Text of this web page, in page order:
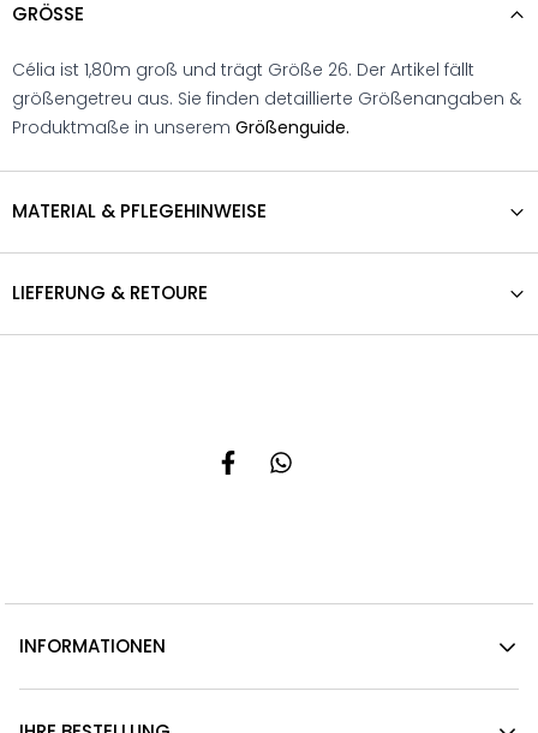
GRÖSSE
Célia ist 1,80m groß und trägt Größe 26. Der Artikel fällt
größengetreu aus. Sie finden detaillierte Größenangaben &
Produktmaße in unserem Größenguide.
MATERIAL & PFLEGEHINWEISE
LIEFERUNG & RETOURE
INFORMATIONEN